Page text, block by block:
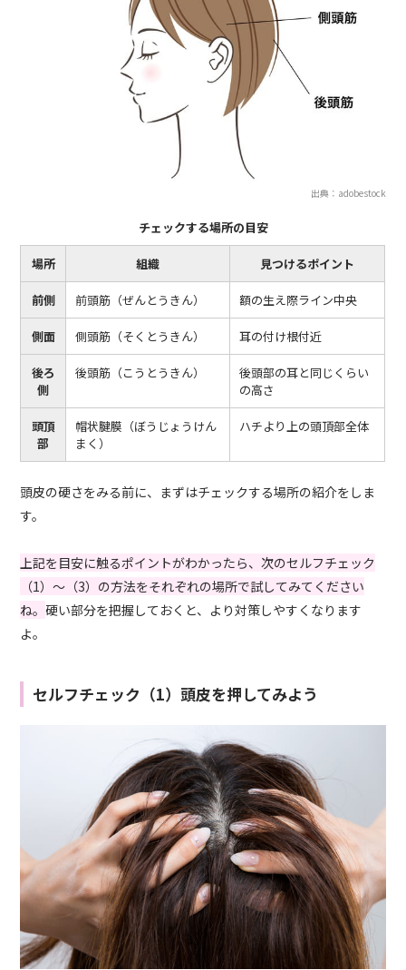
出典：adobestock
チェックする場所の目安
場所 組織 見つけるポイント
前側 前頭筋（ぜんとうきん） 額の生え際ライン中央
側面 側頭筋（そくとうきん） 耳の付け根付近
後ろ
側
後頭筋（こうとうきん）
後頭部の耳と同じくらい
の高さ
頭頂
部
帽状腱膜（ぼうじょうけん
まく）
ハチより上の頭頂部全体
頭皮の硬さをみる前に、まずはチェックする場所の紹介をしま
す。
上記を目安に触るポイントがわかったら、次のセルフチェック
（1）〜（3）の方法をそれぞれの場所で試してみてください
ね。硬い部分を把握しておくと、より対策しやすくなります
よ。
セルフチェック（1）頭皮を押してみよう